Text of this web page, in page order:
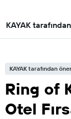
KAYAK
KAYAK tarafından
Ring of
Otel